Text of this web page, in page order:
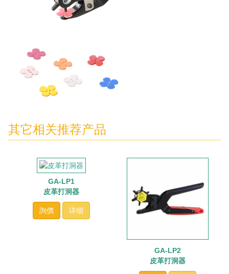
其它相关推荐产品
GA-LP1
皮革打洞器
詢價 详细
GA-LP2
皮革打洞器